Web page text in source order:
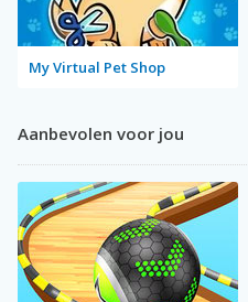
My Virtual Pet Shop
Aanbevolen voor jou